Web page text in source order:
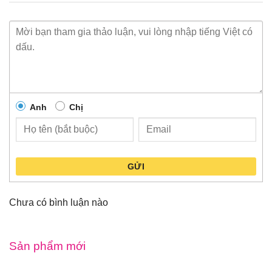
Anh Chị
GỬI
Chưa có bình luận nào
Sản phẩm mới